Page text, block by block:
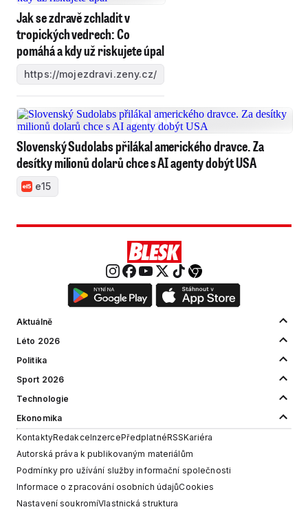
Jak se zdravě zchladit v
tropických vedrech: Co
pomáhá a kdy už riskujete úpal
https://mojezdravi.zeny.cz/
Slovenský Sudolabs přilákal amerického dravce. Za
desítky milionů dolarů chce s AI agenty dobýt USA
e15
Aktuálně
Léto 2026
Politika
Sport 2026
Technologie
Ekonomika
KontaktyRedakceInzercePředplatnéRSSKariéra
Autorská práva k publikovaným materiálům
Podmínky pro užívání služby informační společnosti
Informace o zpracování osobních údajůCookies
Nastavení soukromíVlastnická struktura